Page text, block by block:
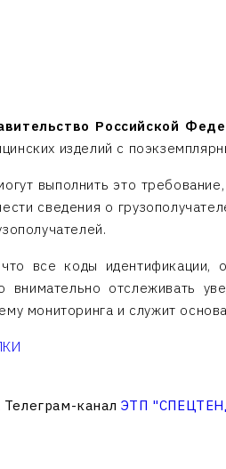
Российской
изделий с
выполнить это
сведения о
что все коды
внимательно отслеживать
мониторинга и служит
канал ЭТП